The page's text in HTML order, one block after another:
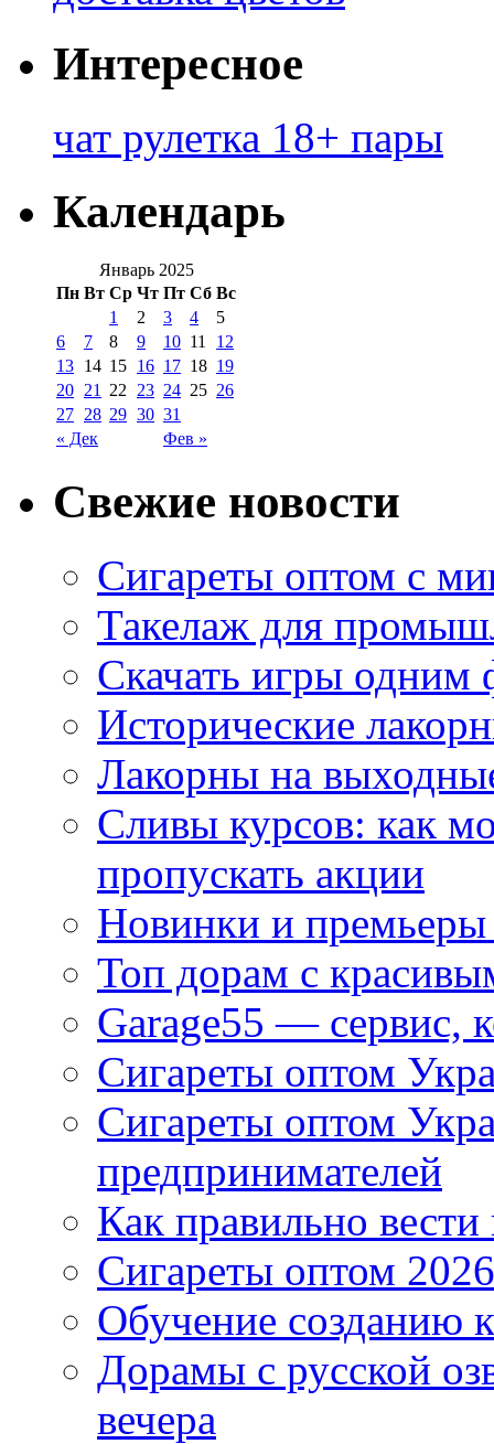
Интересное
чат рулетка 18+ пары
Календарь
Январь 2025
Пн Вт Ср Чт Пт Сб Вс
« Дек Фев »
1 2 3 4
5
6
7 8 9 10 11
12
13 14 15 16 17 18 19
20 21 22 23 24 25 26
27 28 29 30 31
Свежие новости
Сигареты оптом с
Такелаж для
Скачать игры одним
Исторические
Лакорны на
Сливы курсов: как
пропускать акции
Новинки и
Топ дорам с
Garage55 — сервис,
Сигареты оптом
Сигареты оптом
предпринимателей
Как правильно
Сигареты оптом
Обучение созданию
Дорамы с русской
вечера